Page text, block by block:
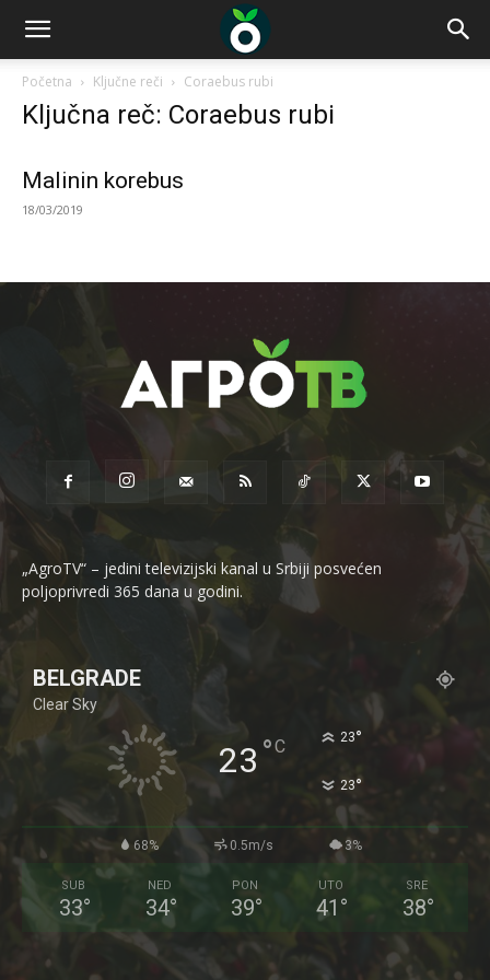
Početna Ključne reči Coraebus rubi
Ključna reč: Coraebus rubi
Malinin korebus
18/03/2019
„AgroTV“ – jedini televizijski kanal u Srbiji posvećen
poljoprivredi 365 dana u godini.
BELGRADE
Clear Sky
23 °C 23°
23°
68% 0.5m/s 3%
SUB
33°
NED
34°
PON
39°
UTO
41 °
SRE
38°